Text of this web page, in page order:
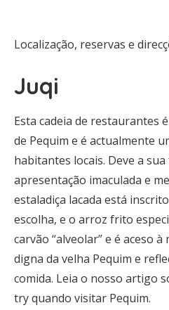
Localização, reservas e
Juqi
Esta cadeia de restaurantes
de Pequim e é actualmente
habitantes locais. Deve a sua
apresentação imaculada e
estaladiça lacada está
escolha, e o arroz frito
carvão “alveolar” e é aceso à
digna da velha Pequim e
comida. Leia o nosso artigo
try quando visitar Pequim.